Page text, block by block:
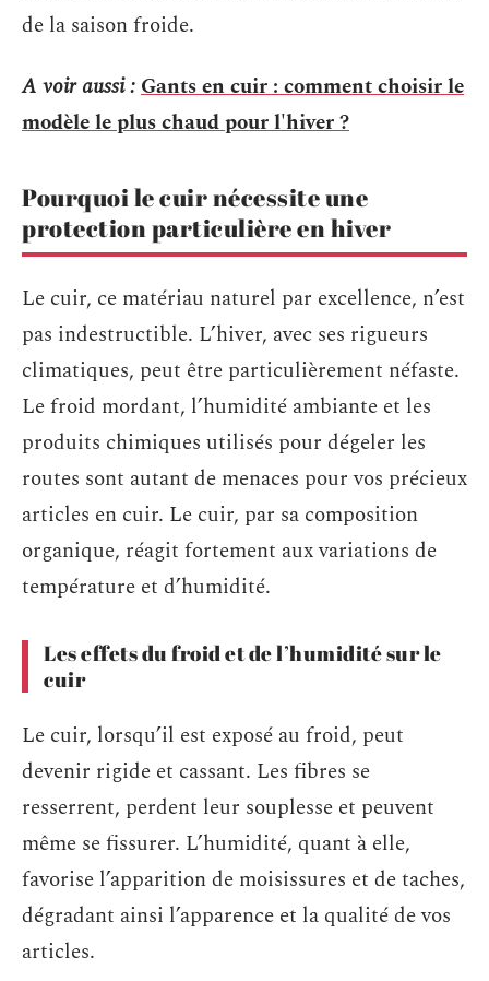
de la saison froide.
A voir aussi :Gants en cuir : comment choisir le
modèle le plus chaud pour l'hiver ?
Pourquoi le cuir nécessite une
protection particulière en hiver
Le cuir, ce matériau naturel par excellence, n’est
pas indestructible. L’hiver, avec ses rigueurs
climatiques, peut être particulièrement néfaste.
Le froid mordant, l’humidité ambiante et les
produits chimiques utilisés pour dégeler les
routes sont autant de menaces pour vos précieux
articles en cuir. Le cuir, par sa composition
organique, réagit fortement aux variations de
température et d’humidité.
Les effets du froid et de l’humidité sur le
cuir
Le cuir, lorsqu’il est exposé au froid, peut
devenir rigide et cassant. Les fibres se
resserrent, perdent leur souplesse et peuvent
même se fissurer. L’humidité, quant à elle,
favorise l’apparition de moisissures et de taches,
dégradant ainsi l’apparence et la qualité de vos
articles.